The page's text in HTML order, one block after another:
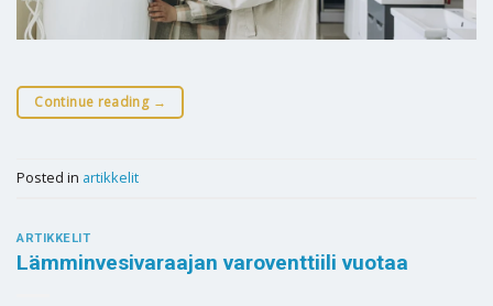
Continue reading →
Posted in artikkelit
ARTIKKELIT
Lämminvesivaraajan varoventtiili vuotaa